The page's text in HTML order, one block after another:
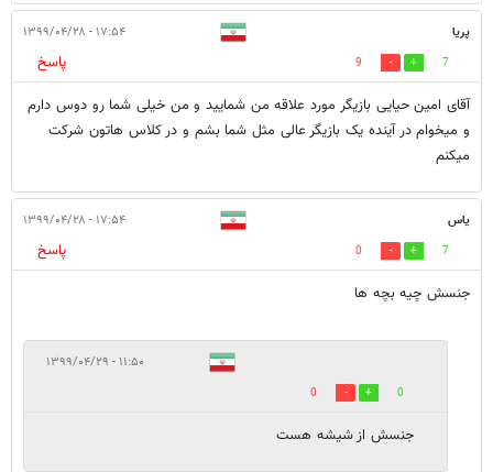
پریا ۱۷:۵۴ - ۱۳۹۹/۰۴/۲۸
7
9
پاسخ
آقای امین حیایی بازیگر مورد علاقه من شمایید و من خیلی شما رو دوس دارم
و میخوام در آینده یک بازیگر عالی مثل شما بشم و در کلاس هاتون شرکت
میکنم
یاس ۱۷:۵۴ - ۱۳۹۹/۰۴/۲۸
7
0
پاسخ
جنسش چیه بچه ها
۱۱:۵۰ - ۱۳۹۹/۰۴/۲۹
0
0
جنسش از شیشه هست